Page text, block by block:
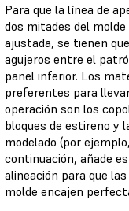
Para que la línea de
dos mitades del
ajustada, se tienen
agujeros entre el
panel inferior. Los
preferentes para
operación son los
bloques de estireno y
modelado (por
continuación, añade
alineación para que
molde encajen